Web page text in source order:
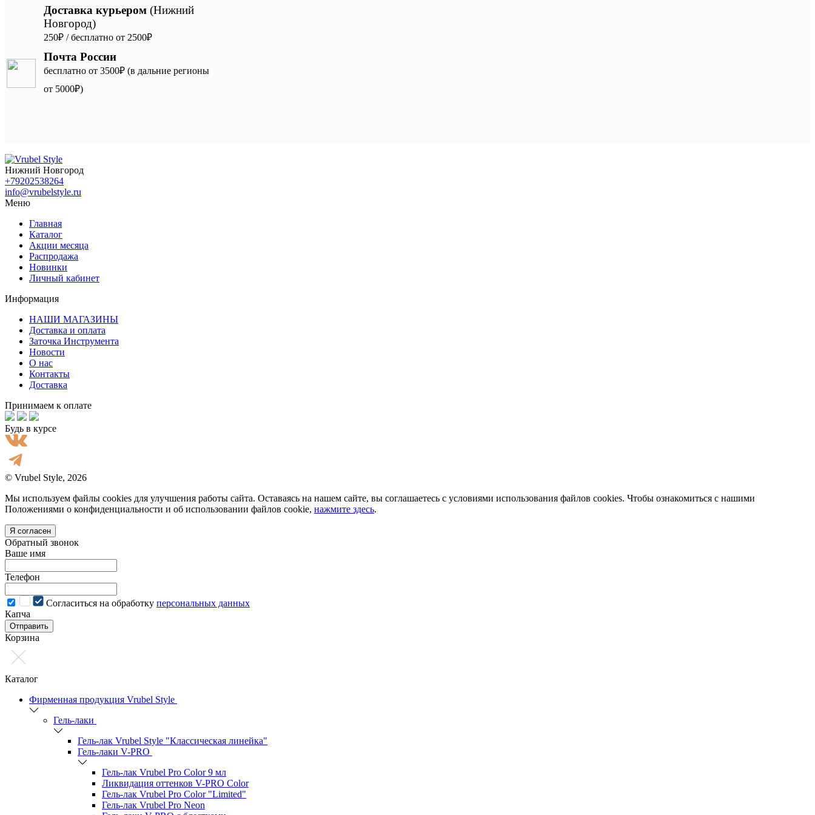
Доставка курьером (Нижний
Новгород)
250₽ / бесплатно от 2500₽
Почта России
бесплатно от 3500₽ (в дальние регионы
от 5000₽)
Нижний Новгород
+79202538264
info@vrubelstyle.ru
Меню
Главная
Каталог
Акции месяца
Распродажа
Новинки
Личный кабинет
Информация
НАШИ МАГАЗИНЫ
Доставка и оплата
Заточка Инструмента
Новости
О нас
Контакты
Доставка
Принимаем к оплате
Будь в курсе
© Vrubel Style, 2026
Мы используем файлы cookies для улучшения работы сайта. Оставаясь на нашем сайте, вы соглашаетесь с условиями использования файлов cookies. Чтобы ознакомиться с нашими
Положениями о конфиденциальности и об использовании файлов cookie, нажмите здесь.
Я согласен
Обратный звонок
Ваше имя
Телефон
Cогласиться на обработку персональных данных
Капча
Отправить
Корзина
Каталог
Фирменная продукция Vrubel Style
Гель-лаки
Гель-лак Vrubel Style "Классическая линейка"
Гель-лаки V-PRO
Гель-лак Vrubel Pro Color 9 мл
Ликвидация оттенков V-PRO Color
Гель-лак Vrubel Pro Color "Limited"
Гель-лак Vrubel Pro Neon